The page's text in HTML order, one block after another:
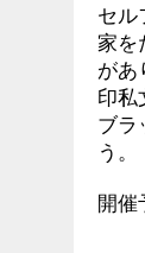
セル
家を
があ
印私
ブラ
う。
開催